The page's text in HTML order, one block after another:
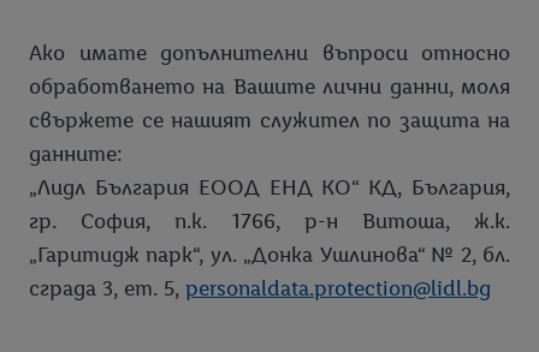
Ако имате допълнителни въпроси относно
обработването на Вашите лични данни, моля
свържете се нашият служител по защита на
данните:
„Лидл България ЕООД ЕНД КО“ КД, България,
гр. София, п.к. 1766, р-н Витоша, ж.к.
„Гаритидж парк“, ул. „Донка Ушлинова“ № 2, бл.
сграда 3, ет. 5, personaldata.protection@lidl.bg